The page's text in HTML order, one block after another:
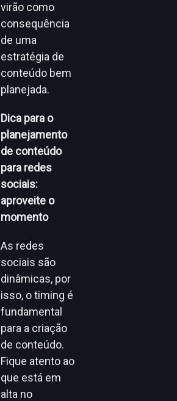
virão como
consequência
de uma
estratégia de
conteúdo bem
planejada.
Dica para o
planejamento
de conteúdo
para redes
sociais:
aproveite o
momento
As redes
sociais são
dinâmicas, por
isso, o timing é
fundamental
para a criação
de conteúdo.
Fique atento ao
que está em
alta no